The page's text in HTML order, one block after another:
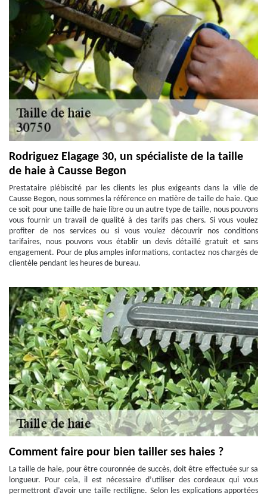
Rodriguez Elagage 30, un spécialiste de la taille
de haie à Causse Begon
Prestataire plébiscité par les clients les plus exigeants dans la ville de
Causse Begon, nous sommes la référence en matière de taille de haie. Que
ce soit pour une taille de haie libre ou un autre type de taille, nous pouvons
vous fournir un travail de qualité à des tarifs pas chers. Si vous voulez
profiter de nos services ou si vous voulez découvrir nos conditions
tarifaires, nous pouvons vous établir un devis détaillé gratuit et sans
engagement. Pour de plus amples informations, contactez nos chargés de
clientèle pendant les heures de bureau.
Comment faire pour bien tailler ses haies ?
La taille de haie, pour être couronnée de succès, doit être effectuée sur sa
longueur. Pour cela, il est nécessaire d’utiliser des cordeaux qui vous
permettront d’avoir une taille rectiligne. Selon les explications apportées